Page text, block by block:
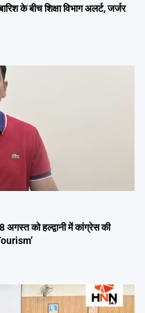
के बीच शिक्षा विभाग अलर्ट, जर्जर
को हल्द्वानी में कांग्रेस की